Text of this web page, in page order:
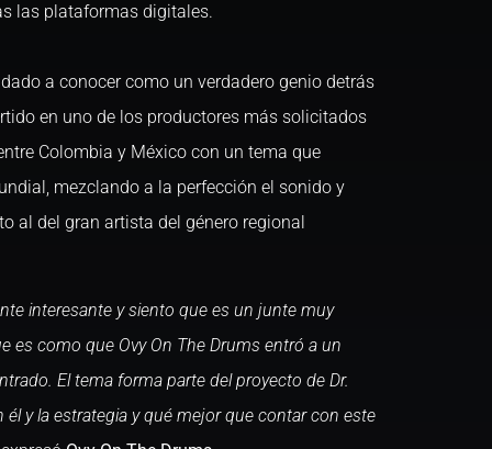
las plataformas digitales.
a conocer como un verdadero genio detrás
en uno de los productores más solicitados
Colombia y México con un tema que
mezclando a la perfección el sonido y
al del gran artista del género regional
interesante y siento que es un junte muy
es como que Ovy On The Drums entró a un
El tema forma parte del proyecto de Dr.
y la estrategia y qué mejor que contar con este